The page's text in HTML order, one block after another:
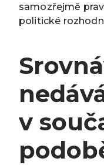
samozřejmě
politické
v